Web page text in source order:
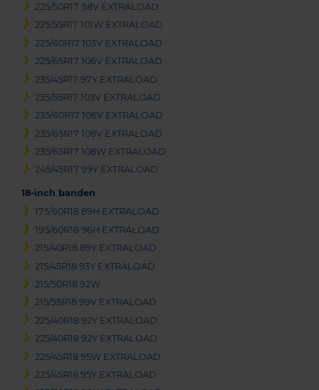
225/50R17 98V EXTRALOAD
225/55R17 101W EXTRALOAD
225/60R17 103V EXTRALOAD
225/65R17 106V EXTRALOAD
235/45R17 97Y EXTRALOAD
235/55R17 103V EXTRALOAD
235/60R17 106V EXTRALOAD
235/65R17 108V EXTRALOAD
235/65R17 108W EXTRALOAD
245/45R17 99Y EXTRALOAD
18-inch banden
175/60R18 89H EXTRALOAD
195/60R18 96H EXTRALOAD
215/40R18 89Y EXTRALOAD
215/45R18 93Y EXTRALOAD
215/50R18 92W
215/55R18 99V EXTRALOAD
225/40R18 92Y EXTRALOAD
225/40R18 92Y EXTRALOAD
225/45R18 95W EXTRALOAD
225/45R18 95Y EXTRALOAD